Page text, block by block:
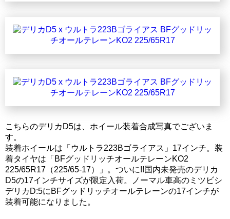
こちらのデリカD5は、ホイール装着合成写真でございま
す。
装着ホイールは「ウルトラ223Bゴライアス」17インチ。装
着タイヤは「BFグッドリッチオールテレーンKO2
225/65R17（225/65-17）」。ついに!!国内未発売のデリカ
D5の17インチサイズが限定入荷。ノーマル車高のミツビシ
デリカD:5にBFグッドリッチオールテレーンの17インチが
装着可能になりました。